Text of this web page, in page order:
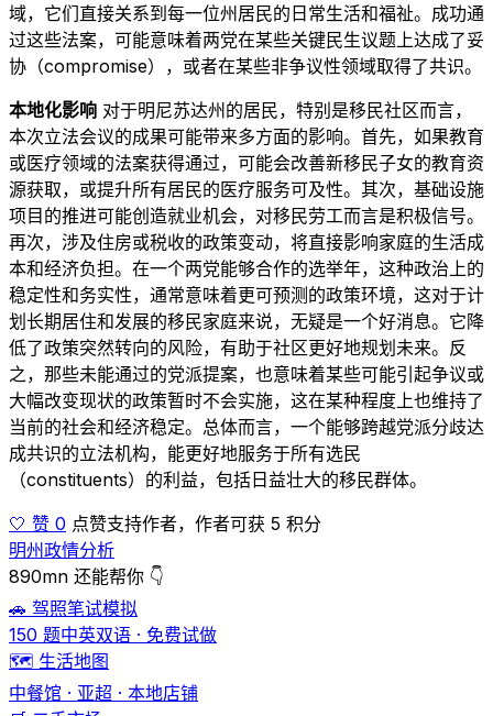
域，它们直接关系到每一位州居民的日常生活和福祉。成功通
过这些法案，可能意味着两党在某些关键民生议题上达成了妥
协（compromise），或者在某些非争议性领域取得了共识。
本地化影响 对于明尼苏达州的居民，特别是移民社区而言，
本次立法会议的成果可能带来多方面的影响。首先，如果教育
或医疗领域的法案获得通过，可能会改善新移民子女的教育资
源获取，或提升所有居民的医疗服务可及性。其次，基础设施
项目的推进可能创造就业机会，对移民劳工而言是积极信号。
再次，涉及住房或税收的政策变动，将直接影响家庭的生活成
本和经济负担。在一个两党能够合作的选举年，这种政治上的
稳定性和务实性，通常意味着更可预测的政策环境，这对于计
划长期居住和发展的移民家庭来说，无疑是一个好消息。它降
低了政策突然转向的风险，有助于社区更好地规划未来。反
之，那些未能通过的党派提案，也意味着某些可能引起争议或
大幅改变现状的政策暂时不会实施，这在某种程度上也维持了
当前的社会和经济稳定。总体而言，一个能够跨越党派分歧达
成共识的立法机构，能更好地服务于所有选民
（constituents）的利益，包括日益壮大的移民群体。
🤍 赞 0 点赞支持作者，作者可获 5 积分
明州政情分析
890mn 还能帮你 👇
🚗 驾照笔试模拟
150 题中英双语 · 免费试做
🗺️ 生活地图
中餐馆 · 亚超 · 本地店铺